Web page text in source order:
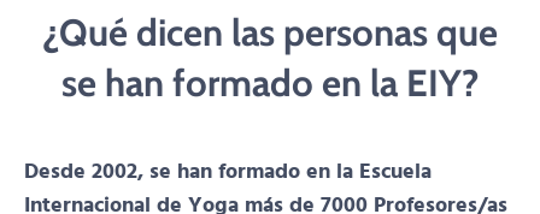
¿Qué dicen las personas que
se han formado en la EIY?
Desde 2002, se han formado en la Escuela
Internacional de Yoga más de 7000 Profesores/as